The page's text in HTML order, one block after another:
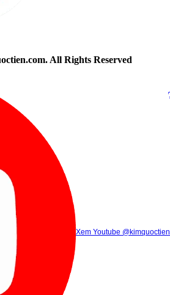
All Rights Reserved
Xem Tik Tok
(8h00 - 21h30)
(8h00 -
Gọi điện (8h00 - 21h30)
Xem Youtube @kimquoctien